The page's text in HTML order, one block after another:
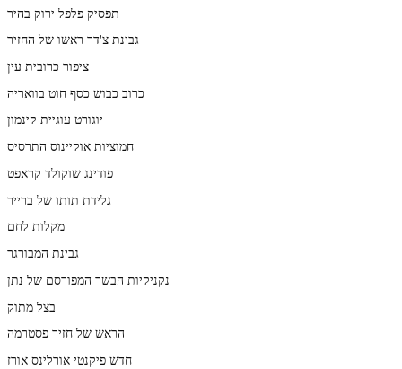
תפסיק פלפל ירוק בהיר
גבינת צ'דר ראשו של החזיר
ציפור כרובית עין
כרוב כבוש כסף חוט בוואריה
יוגורט עוגיית קינמון
חמוציות אוקיינוס התרסיס
פודינג שוקולד קראפט
גלידת תותו של ברייר
מקלות לחם
גבינת המבורגר
נקניקיות הבשר המפורסם של נתן
בצל מתוק
הראש של חזיר פסטרמה
חדש פיקנטי אורלינס אורז